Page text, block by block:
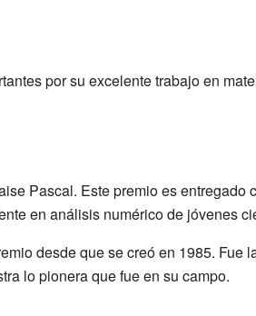
por su excelente trabajo en
Pascal. Este premio es entregado
en análisis numérico de jóvenes
desde que se creó en 1985. Fue
lo pionera que fue en su campo.